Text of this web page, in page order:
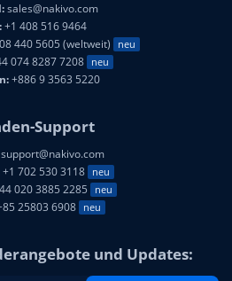
sales@nakivo.com
+1 408 516 9464
440 5605 (weltweit) neu
074 8287 7208 neu
+886 9 3563 5220
Support
support@nakivo.com
+1 702 530 3118 neu
020 3885 2285 neu
25803 6908 neu
und Updates: